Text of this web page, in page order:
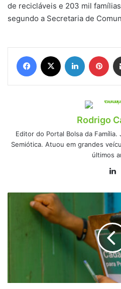
de recicláveis e 203 mil
segundo a Secretaria de
Facebook Linkedin
Rodrigo
Editor do Portal Bolsa da
Semiótica. Atuou em grandes
últimos
URGENTE